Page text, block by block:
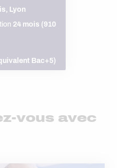
Lyon
24 mois (910
Bac+5)
vous avec